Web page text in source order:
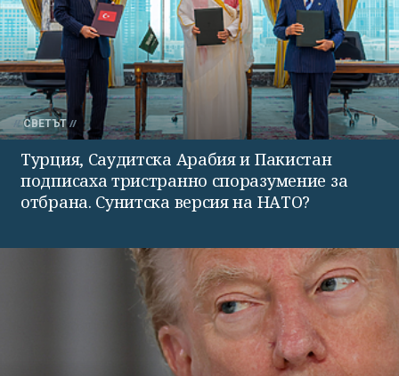
СВЕТЪТ
Турция, Саудитска Арабия и Пакистан
подписаха тристранно споразумение за
отбрана. Сунитска версия на НАТО?